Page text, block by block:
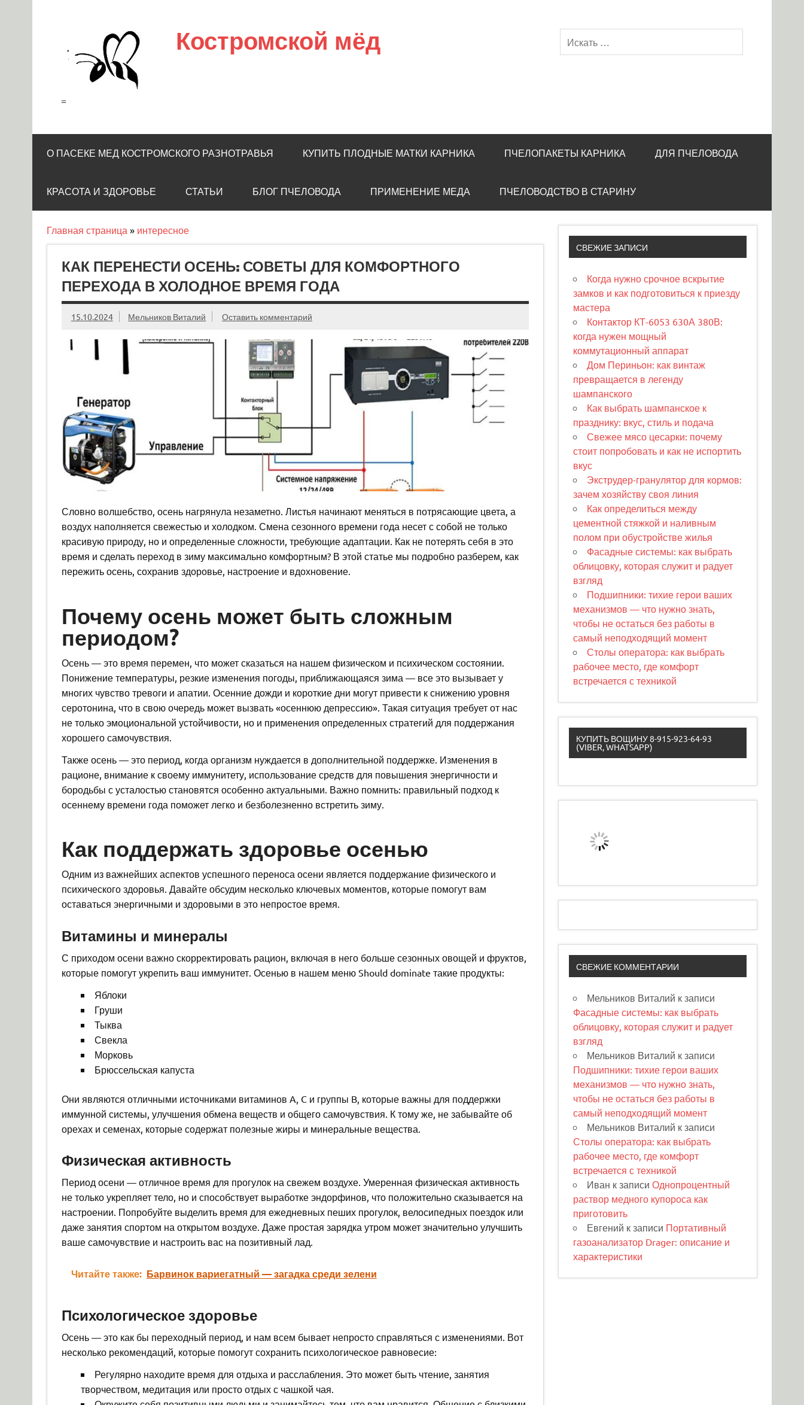
Костромской мёд
=
О ПАСЕКЕ МЕД КОСТРОМСКОГО РАЗНОТРАВЬЯ КУПИТЬ ПЛОДНЫЕ МАТКИ КАРНИКА ПЧЕЛОПАКЕТЫ КАРНИКА ДЛЯ ПЧЕЛОВОДА
КРАСОТА И ЗДОРОВЬЕ СТАТЬИ БЛОГ ПЧЕЛОВОДА ПРИМЕНЕНИЕ МЕДА ПЧЕЛОВОДСТВО В СТАРИНУ
Главная страница » интересное
КАК ПЕРЕНЕСТИ ОСЕНЬ: СОВЕТЫ ДЛЯ КОМФОРТНОГО
ПЕРЕХОДА В ХОЛОДНОЕ ВРЕМЯ ГОДА
15.10.2024 Мельников Виталий Оставить комментарий
Словно волшебство, осень нагрянула незаметно. Листья начинают меняться в потрясающие цвета, а
воздух наполняется свежестью и холодком. Смена сезонного времени года несет с собой не только
красивую природу, но и определенные сложности, требующие адаптации. Как не потерять себя в это
время и сделать переход в зиму максимально комфортным? В этой статье мы подробно разберем, как
пережить осень, сохранив здоровье, настроение и вдохновение.
Почему осень может быть сложным
периодом?
Осень — это время перемен, что может сказаться на нашем физическом и психическом состоянии.
Понижение температуры, резкие изменения погоды, приближающаяся зима — все это вызывает у
многих чувство тревоги и апатии. Осенние дожди и короткие дни могут привести к снижению уровня
серотонина, что в свою очередь может вызвать «осеннюю депрессию». Такая ситуация требует от нас
не только эмоциональной устойчивости, но и применения определенных стратегий для поддержания
хорошего самочувствия.
Также осень — это период, когда организм нуждается в дополнительной поддержке. Изменения в
рационе, внимание к своему иммунитету, использование средств для повышения энергичности и
бородьбы с усталостью становятся особенно актуальными. Важно помнить: правильный подход к
осеннему времени года поможет легко и безболезненно встретить зиму.
Как поддержать здоровье осенью
Одним из важнейших аспектов успешного переноса осени является поддержание физического и
психического здоровья. Давайте обсудим несколько ключевых моментов, которые помогут вам
оставаться энергичными и здоровыми в это непростое время.
Витамины и минералы
С приходом осени важно скорректировать рацион, включая в него больше сезонных овощей и фруктов,
которые помогут укрепить ваш иммунитет. Осенью в нашем меню Should dominate такие продукты:
Яблоки
Груши
Тыква
Свекла
Морковь
Брюссельская капуста
Они являются отличными источниками витаминов A, C и группы B, которые важны для поддержки
иммунной системы, улучшения обмена веществ и общего самочувствия. К тому же, не забывайте об
орехах и семенах, которые содержат полезные жиры и минеральные вещества.
Физическая активность
Период осени — отличное время для прогулок на свежем воздухе. Умеренная физическая активность
не только укрепляет тело, но и способствует выработке эндорфинов, что положительно сказывается на
настроении. Попробуйте выделить время для ежедневных пеших прогулок, велосипедных поездок или
даже занятия спортом на открытом воздухе. Даже простая зарядка утром может значительно улучшить
ваше самочувствие и настроить вас на позитивный лад.
Читайте также: Барвинок вариегатный — загадка среди зелени
Психологическое здоровье
Осень — это как бы переходный период, и нам всем бывает непросто справляться с изменениями. Вот
несколько рекомендаций, которые помогут сохранить психологическое равновесие:
Регулярно находите время для отдыха и расслабления. Это может быть чтение, занятия
творчеством, медитация или просто отдых с чашкой чая.
СВЕЖИЕ ЗАПИСИ
Когда нужно срочное вскрытие
замков и как подготовиться к приезду
мастера
Контактор КТ-6053 630А 380В:
когда нужен мощный
коммутационный аппарат
Дом Периньон: как винтаж
превращается в легенду
шампанского
Как выбрать шампанское к
празднику: вкус, стиль и подача
Свежее мясо цесарки: почему
стоит попробовать и как не испортить
вкус
Экструдер-гранулятор для кормов:
зачем хозяйству своя линия
Как определиться между
цементной стяжкой и наливным
полом при обустройстве жилья
Фасадные системы: как выбрать
облицовку, которая служит и радует
взгляд
Подшипники: тихие герои ваших
механизмов — что нужно знать,
чтобы не остаться без работы в
самый неподходящий момент
Столы оператора: как выбрать
рабочее место, где комфорт
встречается с техникой
КУПИТЬ ВОЩИНУ 8-915-923-64-93
(VIBER, WHATSAPP)
СВЕЖИЕ КОММЕНТАРИИ
Мельников Виталий к записи
Фасадные системы: как выбрать
облицовку, которая служит и радует
взгляд
Мельников Виталий к записи
Подшипники: тихие герои ваших
механизмов — что нужно знать,
чтобы не остаться без работы в
самый неподходящий момент
Мельников Виталий к записи
Столы оператора: как выбрать
рабочее место, где комфорт
встречается с техникой
Иван к записиОднопроцентный
раствор медного купороса как
приготовить
Евгений к записи Портативный
газоанализатор Drager: описание и
характеристики